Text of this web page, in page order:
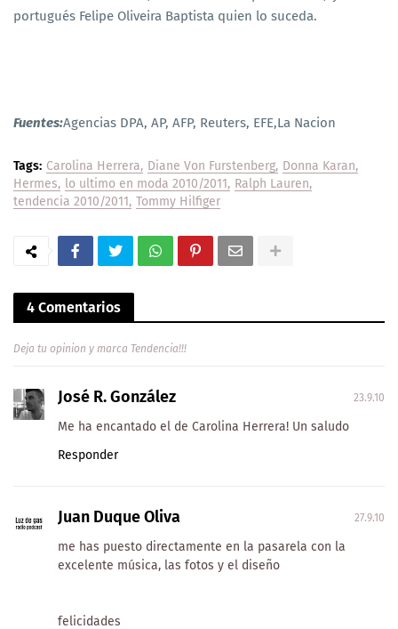
portugués Felipe Oliveira Baptista quien lo suceda.
Fuentes:Agencias DPA, AP, AFP, Reuters, EFE,La Nacion
Tags: Carolina Herrera Diane Von Furstenberg Donna Karan
Hermes lo ultimo en moda 2010/2011 Ralph Lauren
tendencia 2010/2011 Tommy Hilfiger
4 Comentarios
Deja tu opinion y marca Tendencia!!!
José R. González 23.9.10
Me ha encantado el de Carolina Herrera! Un saludo
Responder
Juan Duque Oliva 27.9.10
me has puesto directamente en la pasarela con la
excelente música, las fotos y el diseño
felicidades